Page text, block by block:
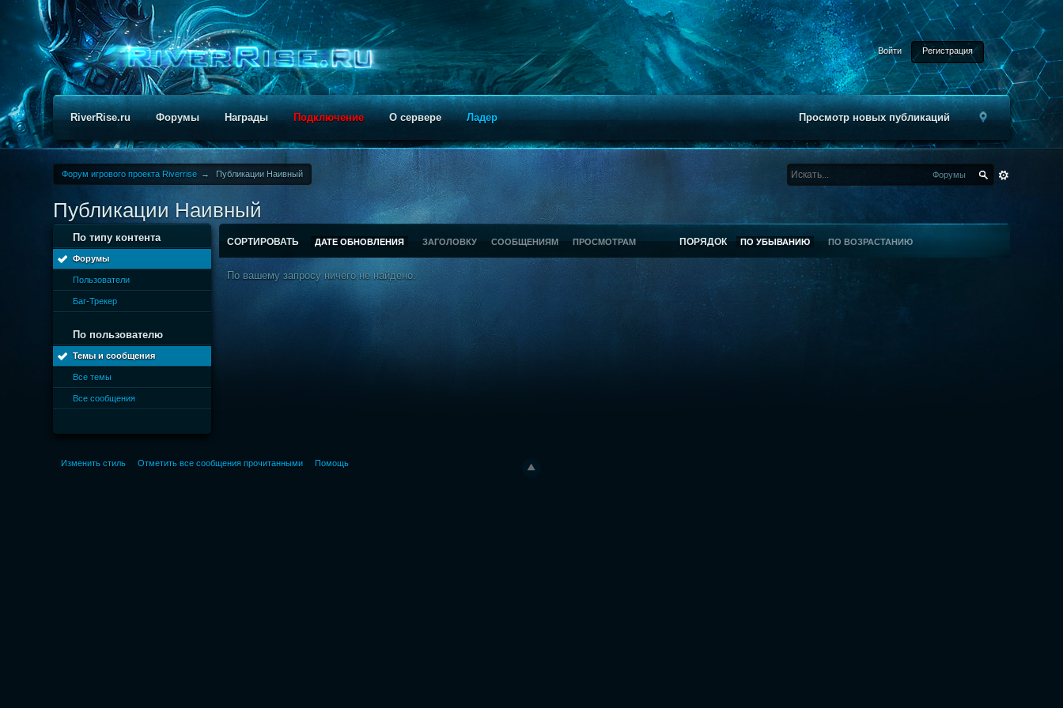
Войти Регистрация
Просмотр новых публикаций
RiverRise.ru Форумы Награды Подключение О сервере Ладер
Форум игрового проекта Riverrise → Публикации Наивный Форумы
Публикации Наивный
По типу контента
Форумы
Пользователи
Баг-Трекер
По пользователю
Темы и сообщения
Все темы
Все сообщения
СОРТИРОВАТЬ ДАТЕ ОБНОВЛЕНИЯ ЗАГОЛОВКУ СООБЩЕНИЯМ ПРОСМОТРАМ ПОРЯДОК ПО УБЫВАНИЮ ПО ВОЗРАСТАНИЮ
По вашему запросу ничего не найдено.
Изменить стиль Отметить все сообщения прочитанными Помощь